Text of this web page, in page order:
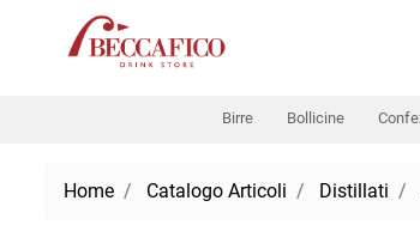
Birre Bollicine
Home Catalogo Articoli Distillati